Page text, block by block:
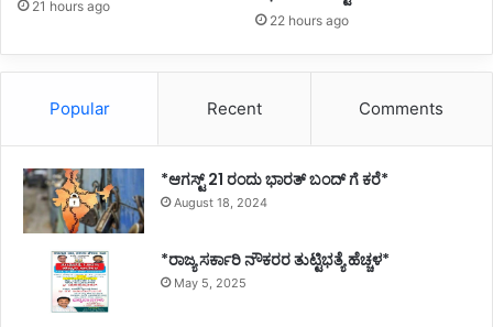
21 hours ago
22 hours ago
Popular Recent Comments
*ಆಗಸ್ಟ್ 21 ರಂದು ಭಾರತ್‌ ಬಂದ್‌ ಗೆ ಕರೆ*
August 18, 2024
*ರಾಜ್ಯ ಸರ್ಕಾರಿ ನೌಕರರ ತುಟ್ಟಿಭತ್ಯೆ ಹೆಚ್ಚಳ*
May 5, 2025